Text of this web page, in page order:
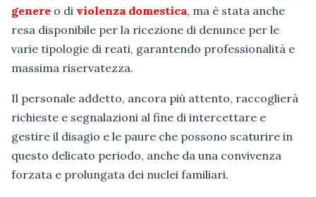
genere o di violenza domestica, ma è stata anche
resa disponibile per la ricezione di denunce per le
varie tipologie di reati, garantendo professionalità e
massima riservatezza.
Il personale addetto, ancora più attento, raccoglierà
richieste e segnalazioni al fine di intercettare e
gestire il disagio e le paure che possono scaturire in
questo delicato periodo, anche da una convivenza
forzata e prolungata dei nuclei familiari.